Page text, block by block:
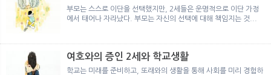
부모는 스스로 이단을 선택했지만, 2세들은 운명적으로 이단 가정
에서 태어나 자라났다. 부모는 자신의 선택에 대해 책임지는 것...
여호와의 증인 2세와 학교생활
학교는 미래를 준비하고, 또래와의 생활을 통해 사회를 미리 경험하